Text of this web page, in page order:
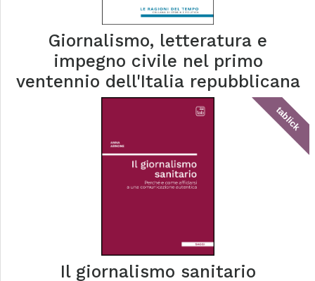
Giornalismo, letteratura e
impegno civile nel primo
ventennio dell'Italia repubblicana
tablick
Il giornalismo sanitario